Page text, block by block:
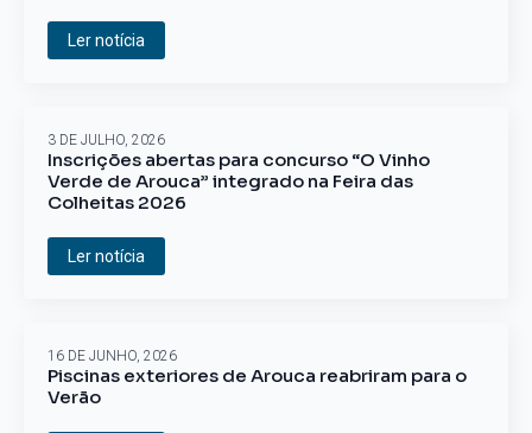
Ler notícia
Inscrições abertas para concurso “O Vinho
Verde de Arouca” integrado na Feira das
Colheitas 2026
3 DE JULHO, 2026
Ler notícia
Piscinas exteriores de Arouca reabriram para o
Verão
16 DE JUNHO, 2026